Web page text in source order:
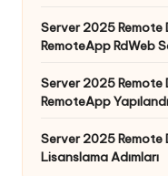
Server 2025 Remote
RemoteApp RdWeb
Server 2025 Remote
RemoteApp
Server 2025 Remote
Lisanslama Adımları